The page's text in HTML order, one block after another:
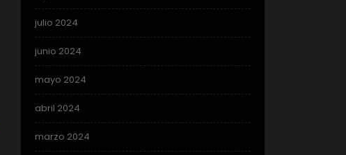
julio 2024
junio 2024
mayo 2024
abril 2024
marzo 2024